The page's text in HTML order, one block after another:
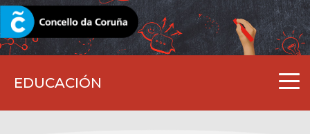
EDUCACIÓN
CORUNA.GAL